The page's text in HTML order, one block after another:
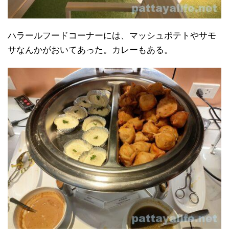
ハラールフードコーナーには、マッシュポテトやサモ
サなんかがおいてあった。カレーもある。